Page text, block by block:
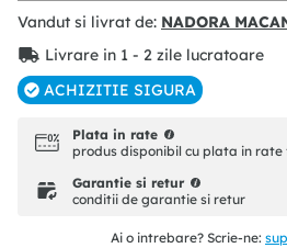
Vandut si livrat de: NADORA
Livrare in 1 - 2 zile lucratoare
ACHIZITIE SIGURA
Plata in rate
produs disponibil cu plata in
Garantie si retur
conditii de garantie si retur
Ai o intrebare? Scrie-ne: